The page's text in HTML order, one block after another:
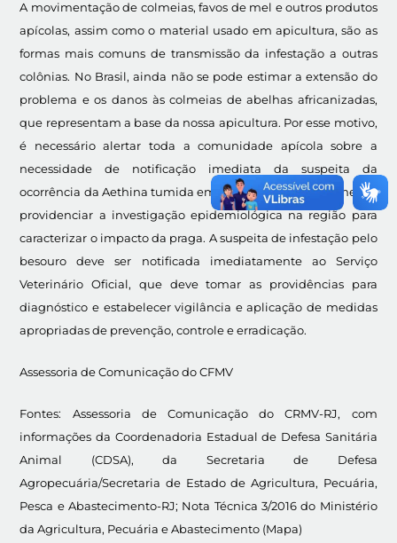
A movimentação de colmeias, favos de mel e outros produtos
apícolas, assim como o material usado em apicultura, são as
formas mais comuns de transmissão da infestação a outras
colônias. No Brasil, ainda não se pode estimar a extensão do
problema e os danos às colmeias de abelhas africanizadas,
que representam a base da nossa apicultura. Por esse motivo,
é necessário alertar toda a comunidade apícola sobre a
necessidade de notificação imediata da suspeita da
ocorrência da Aethina tumida em qualquer tipo de colmeia e
providenciar a investigação epidemiológica na região para
caracterizar o impacto da praga. A suspeita de infestação pelo
besouro deve ser notificada imediatamente ao Serviço
Veterinário Oficial, que deve tomar as providências para
diagnóstico e estabelecer vigilância e aplicação de medidas
apropriadas de prevenção, controle e erradicação.
Assessoria de Comunicação do CFMV
Fontes: Assessoria de Comunicação do CRMV-RJ, com
informações da Coordenadoria Estadual de Defesa Sanitária
Animal (CDSA), da Secretaria de Defesa
Agropecuária/Secretaria de Estado de Agricultura, Pecuária,
Pesca e Abastecimento-RJ; Nota Técnica 3/2016 do Ministério
da Agricultura, Pecuária e Abastecimento (Mapa)